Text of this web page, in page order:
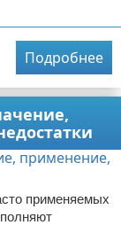
Подробнее
применяемых